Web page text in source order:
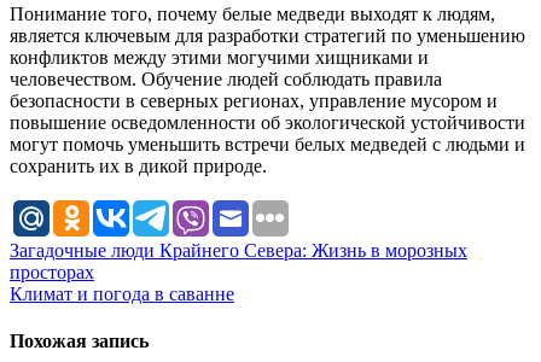
Понимание того, почему белые медведи выходят к людям,
является ключевым для разработки стратегий по уменьшению
конфликтов между этими могучими хищниками и
человечеством. Обучение людей соблюдать правила
безопасности в северных регионах, управление мусором и
повышение осведомленности об экологической устойчивости
могут помочь уменьшить встречи белых медведей с людьми и
сохранить их в дикой природе.
Навигация
по
Загадочные люди Крайнего Севера: Жизнь в морозных
просторах
Климат и погода в саванне
Похожая запись